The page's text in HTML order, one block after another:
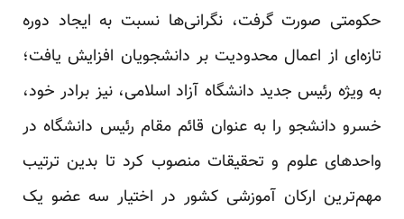
حکومتی صورت گرفت، نگرانی‌ها نسبت به ایجاد دوره
تازه‌ای از اعمال محدودیت بر دانشجویان افزایش یافت؛
به ویژه رئیس جدید دانشگاه آزاد اسلامی، نیز برادر خود،
خسرو دانشجو را به عنوان قائم مقام رئیس دانشگاه در
واحدهای علوم و تحقیقات منصوب کرد تا بدین ترتیب
مهم‌ترین ارکان آموزشی کشور در اختیار سه عضو یک